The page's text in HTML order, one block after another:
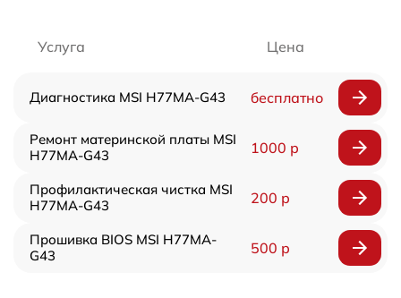
Услуга Цена
Диагностика MSI H77MA-G43 бесплатно
Ремонт материнской платы MSI
H77MA-G43
1000 р
Профилактическая чистка MSI
H77MA-G43
200 р
Прошивка BIOS MSI H77MA-
G43
500 р